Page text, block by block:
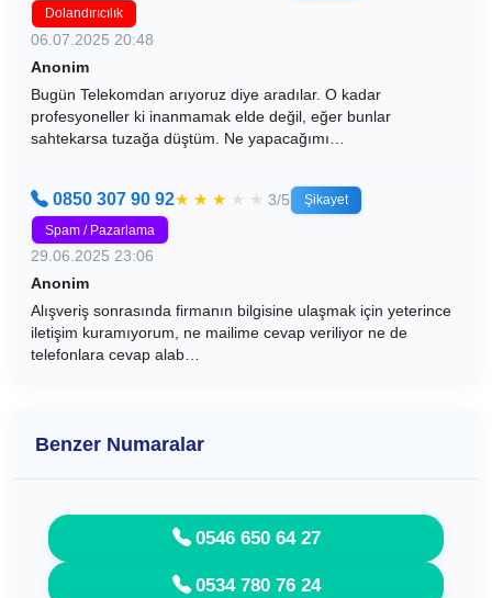
Dolandırıcılık
06.07.2025 20:48
Anonim
Bugün Telekomdan arıyoruz diye aradılar. O kadar
profesyoneller ki inanmamak elde değil, eğer bunlar
sahtekarsa tuzağa düştüm. Ne yapacağımı…
0850 307 90 92★ ★ ★ ★ ★ 3/5
Şikayet
Spam / Pazarlama
29.06.2025 23:06
Anonim
Alışveriş sonrasında firmanın bilgisine ulaşmak için yeterince
iletişim kuramıyorum, ne mailime cevap veriliyor ne de
telefonlara cevap alab…
Benzer Numaralar
0546 650 64 27
0534 780 76 24